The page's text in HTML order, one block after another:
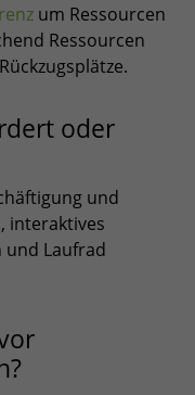
um Ressourcen
Ressourcen
oder
und
interaktives
und Laufrad